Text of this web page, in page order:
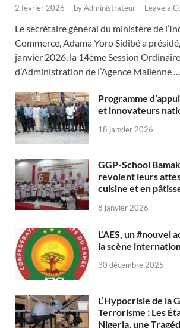
2 février 2026 - byAdministrateur - Leave a
Le secrétaire général du ministère de
Commerce, Adama Yoro Sidibé a
janvier 2026, la 14ème Session
d’Administration de l’Agence Malienne …
Programme
et innovateurs
18 janvier 2026
GGP-School
revoient leurs
cuisine et en
8 janvier 2026
L’AES, un #nouvel
la scène
30 décembre 2025
L’Hypocrisie de la
Terrorisme : Les
Nigeria, une